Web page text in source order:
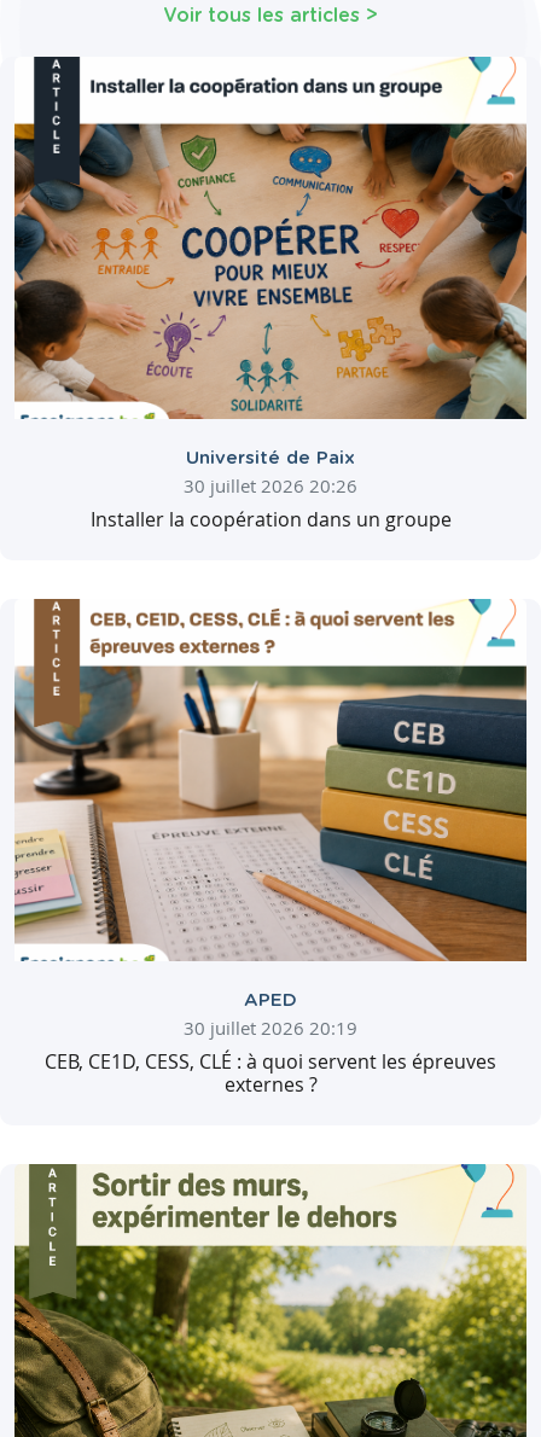
Voir tous les articles >
Université de Paix
30 juillet 2026 20:26
Installer la coopération dans un groupe
APED
30 juillet 2026 20:19
CEB, CE1D, CESS, CLÉ : à quoi servent les épreuves
externes ?